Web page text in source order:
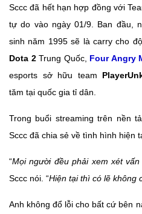
Sccc đã hết hạn hợp đồng với
tự do vào ngày 01/9. Ban đầu,
sinh năm 1995 sẽ là carry cho
Dota 2Trung Quốc, Four Angry
esports sở hữu team
tăm tại quốc gia tỉ dân.
Trong buổi streaming trên nền
Sccc đã chia sẻ về tình hình hiện
“Mọi người đều phải xem xét
Sccc nói. “Hiện tại thì có lẽ không
Anh không đổ lỗi cho bất cứ bên